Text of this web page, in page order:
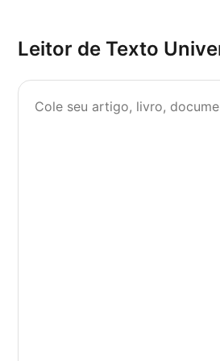
Leitor de Texto